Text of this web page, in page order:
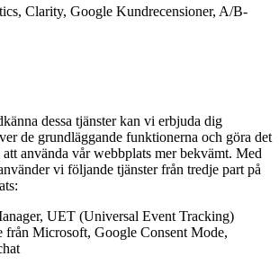
Clarity, Google Kundrecensioner, A/B-
dessa tjänster kan vi erbjuda dig
de grundläggande funktionerna och göra det
använda vår webbplats mer bekvämt. Med
vi följande tjänster från tredje part på
UET (Universal Event Tracking)
från Microsoft, Google Consent Mode,